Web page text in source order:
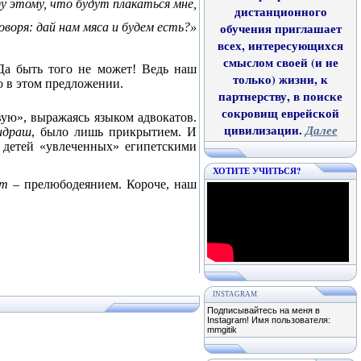
этому, что будут плакаться мне,
дай нам мяса и будем есть?»
быть того не может! Ведь наш
в этом предложении.
выражаясь языком адвокатов.
, было лишь прикрытием. И
«увлеченных» египетскими
– прелюбодеянием. Короче, наш
дистанционного
обучения приглашает
всех, интересующихся
смыслом своей (и не
только) жизни, к
партнерству, в поиске
сокровищ еврейской
цивилизации.Далее
ХОТИТЕ УЧИТЬСЯ?
INSTAGRAM
Подписывайтесь на меня в
Instagram! Имя пользователя:
mmgitik